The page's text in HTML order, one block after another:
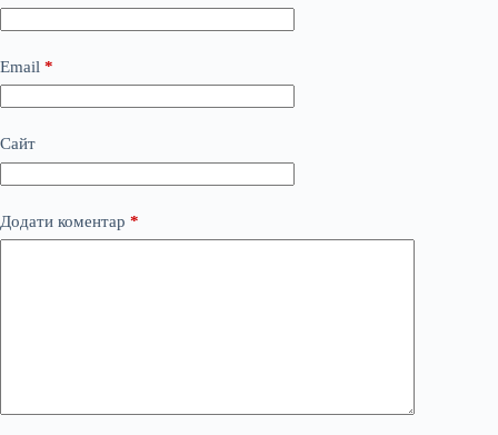
Email *
Сайт
Додати коментар *